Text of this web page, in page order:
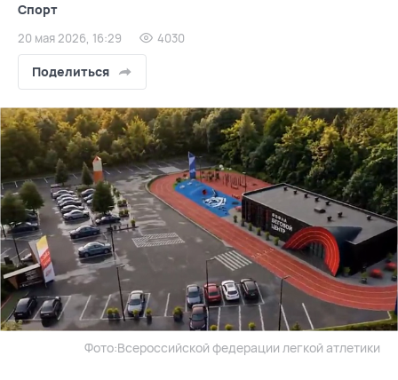
Спорт
20 мая 2026, 16:29 4030
Поделиться
Фото:Всероссийской федерации легкой атлетики